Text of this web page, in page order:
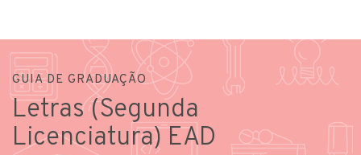
GUIA DE GRADUAÇÃO
Letras (Segunda
Licenciatura) EAD